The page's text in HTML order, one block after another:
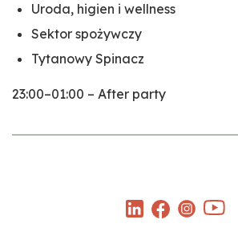
Uroda, higien i wellness
Sektor spożywczy
Tytanowy Spinacz
23:00–01:00 – After party